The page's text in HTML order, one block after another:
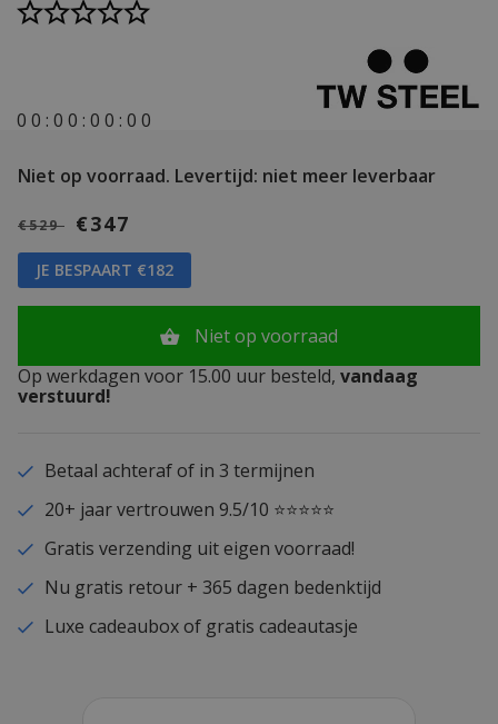
0 0 : 0 0 : 0 0 : 0 0
Niet op voorraad. Levertijd: niet meer leverbaar
€529 €347
JE BESPAART €182
Niet op voorraad
Op werkdagen voor 15.00 uur besteld, vandaag
verstuurd!
Betaal achteraf of in 3 termijnen
20+ jaar vertrouwen 9.5/10 ⭐⭐⭐⭐⭐
Gratis verzending uit eigen voorraad!
Nu gratis retour + 365 dagen bedenktijd
Luxe cadeaubox of gratis cadeautasje